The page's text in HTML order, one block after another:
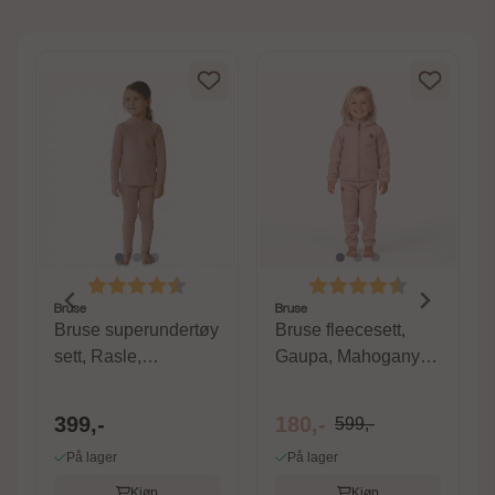
Karakter:
Bruse
Bruse superundertøy
sett, Rasle,
399,-
På lager
Karakter:
Bruse
Bruse fleecesett,
Gaupa, Mahogany
180,- 599,-
På lager